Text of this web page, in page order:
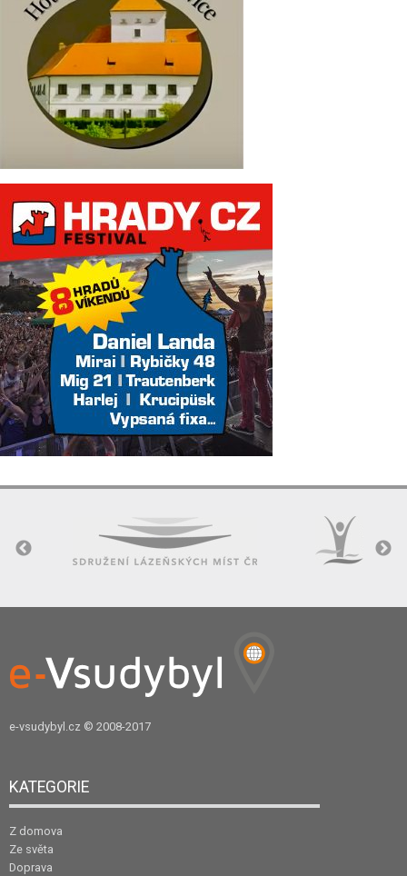
e-vsudybyl.cz © 2008-2017
KATEGORIE
Z domova
Ze světa
Doprava